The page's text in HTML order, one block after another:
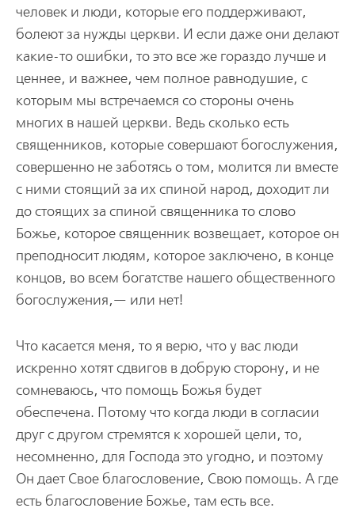
человек и люди, которые его поддерживают,
болеют за нужды церкви. И если даже они делают
какие-то ошибки, то это все же гораздо лучше и
ценнее, и важнее, чем полное равнодушие, с
которым мы встречаемся со стороны очень
многих в нашей церкви. Ведь сколько есть
священников, которые совершают богослужения,
совершенно не заботясь о том, молится ли вместе
с ними стоящий за их спиной народ, доходит ли
до стоящих за спиной священника то слово
Божье, которое священник возвещает, которое он
преподносит людям, которое заключено, в конце
концов, во всем богатстве нашего общественного
богослужения,— или нет!
Что касается меня, то я верю, что у вас люди
искренно хотят сдвигов в добрую сторону, и не
сомневаюсь, что помощь Божья будет
обеспечена. Потому что когда люди в согласии
друг с другом стремятся к хорошей цели, то,
несомненно, для Господа это угодно, и поэтому
Он дает Свое благословение, Свою помощь. А где
есть благословение Божье, там есть все.